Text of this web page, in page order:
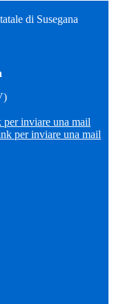
di Susegana
inviare una mail
per inviare una mail